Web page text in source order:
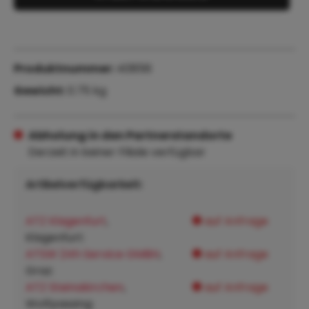
Abholung in den Partnerstandorte
Derzeit in keiner Filiale verfügbar
Artikelverfügbarkeit:
ATZ Klagenfurt
Klagenfurt:
auf Anfrage
ATSW 24h Service GMBH auf Anfrage
ATZ Steinakirchen
Wolfpassing:
auf Anfrage
Produktnummer:
Gewicht:
0.75 kg